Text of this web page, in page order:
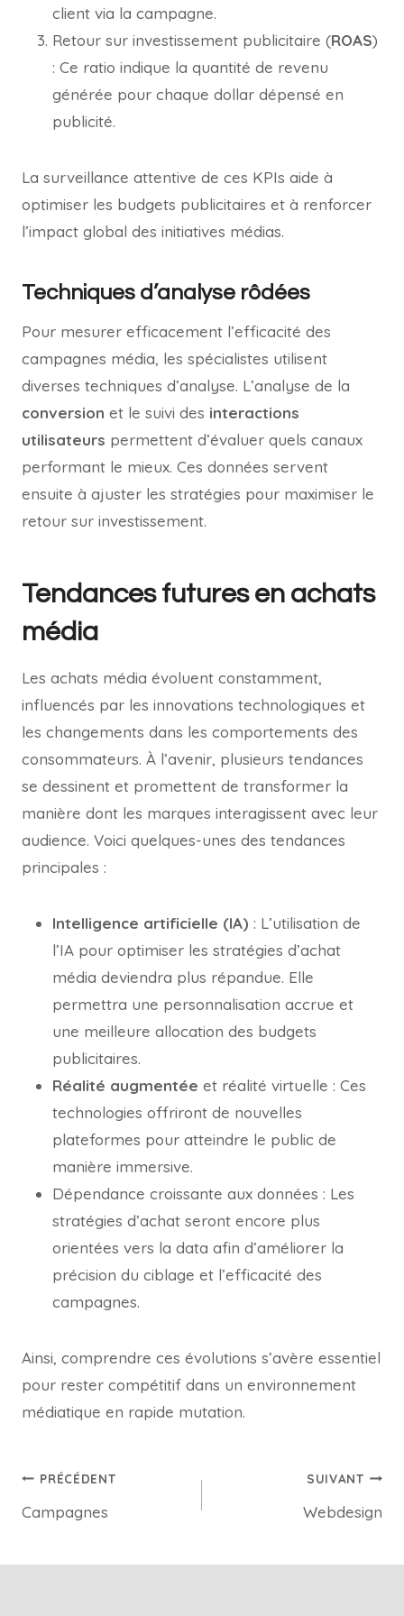
client via la campagne.
Retour sur investissement publicitaire (ROAS)
: Ce ratio indique la quantité de revenu
générée pour chaque dollar dépensé en
publicité.
La surveillance attentive de ces KPIs aide à
optimiser les budgets publicitaires et à renforcer
l’impact global des initiatives médias.
Techniques d’analyse rôdées
Pour mesurer efficacement l’efficacité des
campagnes média, les spécialistes utilisent
diverses techniques d’analyse. L’analyse de la
conversion et le suivi des interactions
utilisateurs permettent d’évaluer quels canaux
performant le mieux. Ces données servent
ensuite à ajuster les stratégies pour maximiser le
retour sur investissement.
Tendances futures en achats
média
Les achats média évoluent constamment,
influencés par les innovations technologiques et
les changements dans les comportements des
consommateurs. À l’avenir, plusieurs tendances
se dessinent et promettent de transformer la
manière dont les marques interagissent avec leur
audience. Voici quelques-unes des tendances
principales :
Intelligence artificielle (IA) : L’utilisation de
l’IA pour optimiser les stratégies d’achat
média deviendra plus répandue. Elle
permettra une personnalisation accrue et
une meilleure allocation des budgets
publicitaires.
Réalité augmentée et réalité virtuelle : Ces
technologies offriront de nouvelles
plateformes pour atteindre le public de
manière immersive.
Dépendance croissante aux données : Les
stratégies d’achat seront encore plus
orientées vers la data afin d’améliorer la
précision du ciblage et l’efficacité des
campagnes.
Ainsi, comprendre ces évolutions s’avère essentiel
pour rester compétitif dans un environnement
médiatique en rapide mutation.
PRÉCÉDENT
Campagnes
SUIVANT
Webdesign